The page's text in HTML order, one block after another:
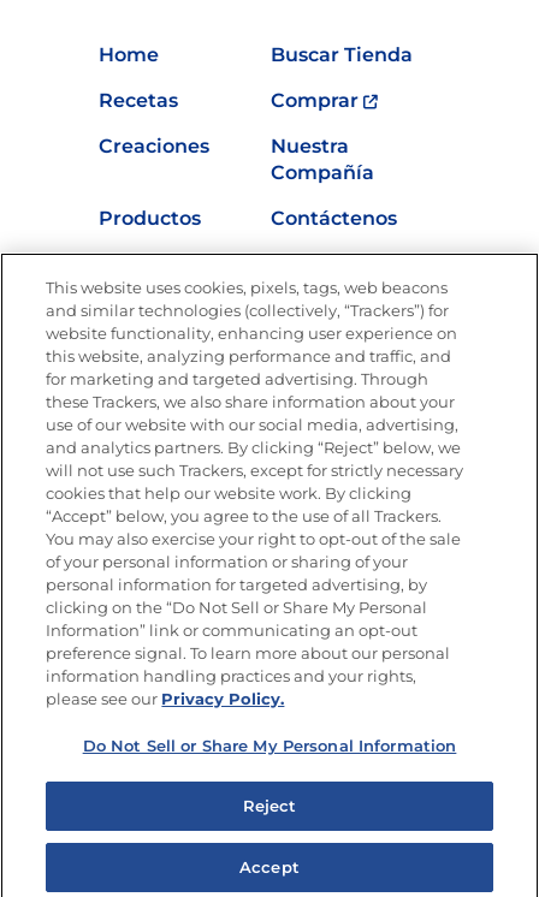
Home
Buscar Tienda
Recetas
Comprar
Creaciones
Nuestra
Compañía
Productos
Contáctenos
Nutrición
Únete a La Cocina Goya®
Recibe Nuevas Recetas, Ofertas Especiales y
Promociones
Email(Obligatorio)
SÍGUENOS EN LAS REDES SOCIALES
Política de privacidad
No vender ni compartir mis datos personales
Copyright © 2026 Goya Foods, Inc. Todos los derechos reservados.
This website uses cookies, pixels, tags, web beacons
and similar technologies (collectively, “Trackers”) for
website functionality, enhancing user experience on
this website, analyzing performance and traffic, and
for marketing and targeted advertising. Through
these Trackers, we also share information about your
use of our website with our social media, advertising,
and analytics partners. By clicking “Reject” below, we
will not use such Trackers, except for strictly necessary
cookies that help our website work. By clicking
“Accept” below, you agree to the use of all Trackers.
You may also exercise your right to opt-out of the sale
of your personal information or sharing of your
personal information for targeted advertising, by
clicking on the “Do Not Sell or Share My Personal
Information” link or communicating an opt-out
preference signal. To learn more about our personal
information handling practices and your rights,
please see our Privacy Policy.
Do Not Sell or Share My Personal Information
Reject
Accept